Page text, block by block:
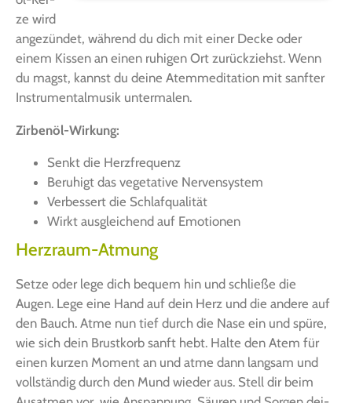
ze wird
ange­zün­det, wäh­rend du dich mit einer Decke oder
einem Kis­sen an einen ruhi­gen Ort zurück­ziehst. Wenn
du magst, kannst du dei­ne Atem­medi­ta­ti­on mit sanf­ter
Instru­men­tal­mu­sik untermalen.
Zir­ben­öl-Wir­kung:
Senkt die Herzfrequenz
Beru­higt das vege­ta­ti­ve Nervensystem
Ver­bes­sert die Schlafqualität
Wirkt aus­glei­chend auf Emotionen
Herzraum-Atmung
Set­ze oder lege dich bequem hin und schlie­ße die
Augen. Lege eine Hand auf dein Herz und die ande­re auf
den Bauch. Atme nun tief durch die Nase ein und spü­re,
wie sich dein Brust­korb sanft hebt. Hal­te den Atem für
einen kur­zen Moment an und atme dann lang­sam und
voll­stän­dig durch den Mund wie­der aus. Stell dir beim